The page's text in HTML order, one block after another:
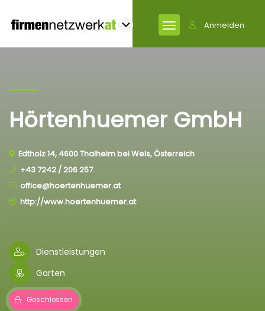
Anmelden
Hörtenhuemer GmbH
Edtholz 14, 4600 Thalheim bei Wels, Österreich
+43 7242 / 206 257
office@hoertenhuemer.at
http://www.hoertenhuemer.at
Dienstleistungen
Garten
Geschlossen